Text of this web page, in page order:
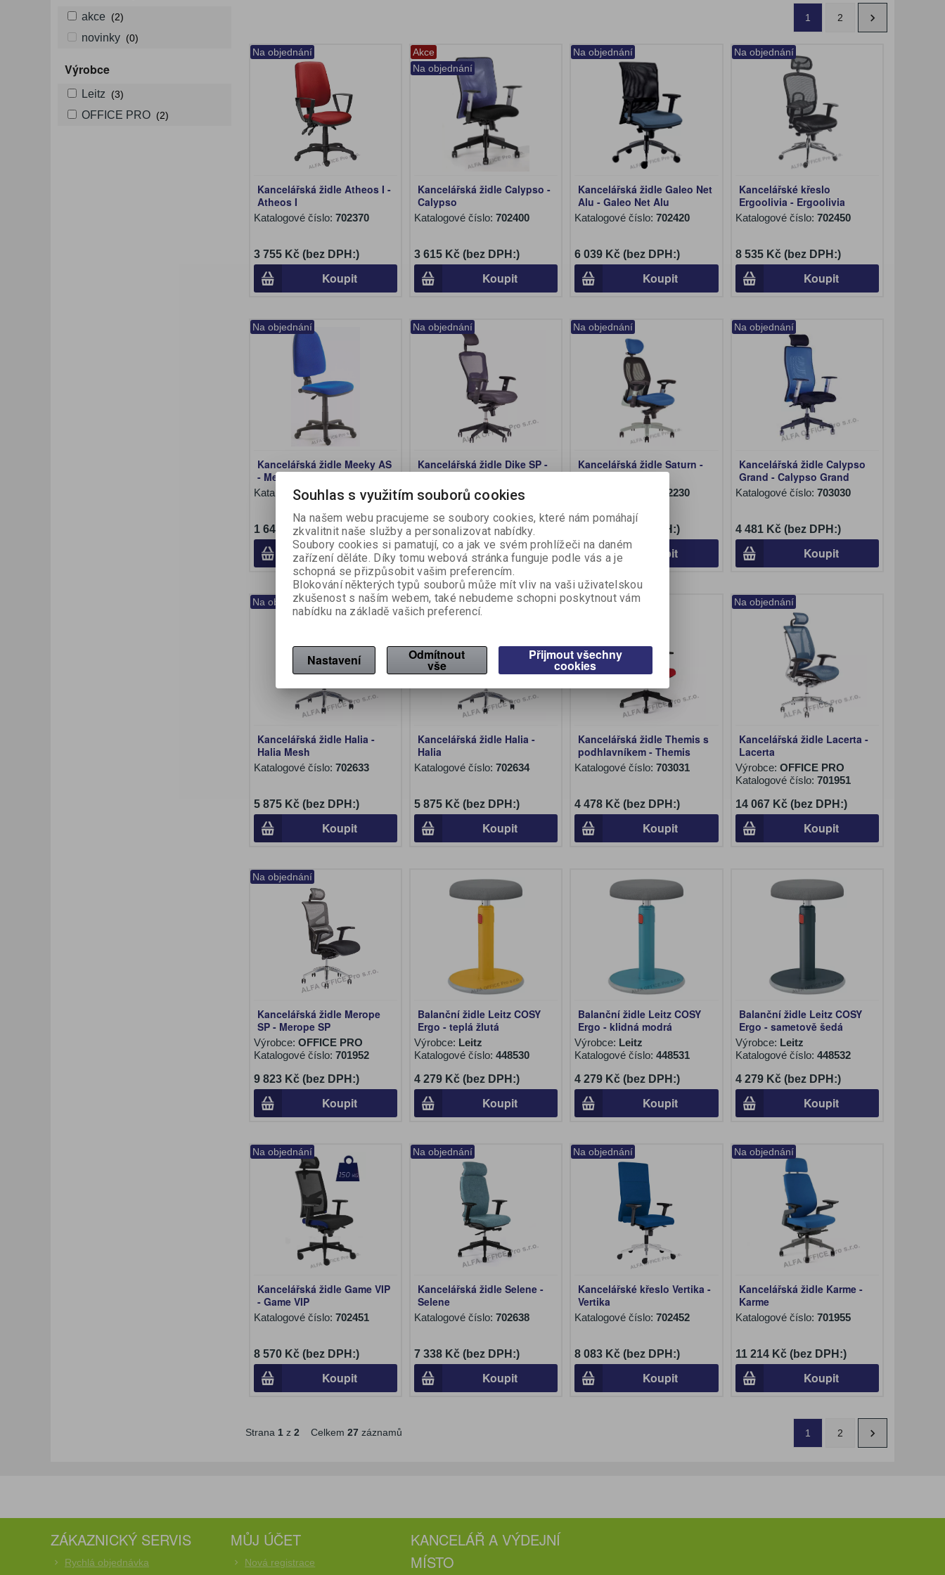
akce (2)
novinky (0)
Výrobce
Leitz (3)
OFFICE PRO (2)
1 2
Na objednání
Kancelářská židle Atheos I -
Atheos I
Katalogové číslo: 702370
3 755 Kč (bez DPH:)
Koupit
Akce
Na objednání
Kancelářská židle Calypso -
Calypso
Katalogové číslo: 702400
3 615 Kč (bez DPH:)
Koupit
Na objednání
Kancelářská židle Galeo Net
Alu - Galeo Net Alu
Katalogové číslo:702420
6 039 Kč (bez DPH:)
Koupit
Na objednání
Kancelářské křeslo
Ergoolivia - Ergoolivia
Katalogové číslo: 702450
8 535 Kč (bez DPH:)
Koupit
Na objednání
Kancelářská židle Meeky AS
- Meeky AS
Katalogové číslo:702710
1 646 Kč (bez DPH:)
Koupit
Na objednání
Kancelářská židle Dike SP -
Katalogové číslo:701950
4 977 Kč (bez DPH:)
Koupit
Na objednání
Kancelářská židle Saturn -
702230
7 278 Kč (bez DPH:)
Koupit
Na objednání
Kancelářská židle Calypso
Grand - Calypso Grand
Katalogové číslo: 703030
4 481 Kč (bez DPH:)
Koupit
Na objednání
Kancelářská židle Halia -
Halia Mesh
Katalogové číslo: 702633
5 875 Kč (bez DPH:)
Koupit
Na objednání
Kancelářská židle Halia -
Halia
Katalogové číslo: 702634
5 875 Kč (bez DPH:)
Koupit
Akce
Kancelářská židle Themis s
podhlavníkem - Themis
Katalogové číslo:703031
4 478 Kč (bez DPH:)
Koupit
Na objednání
Kancelářská židle Lacerta -
Lacerta
Výrobce: OFFICE PRO
Katalogové číslo: 701951
14 067 Kč (bez DPH:)
Koupit
Na objednání
Kancelářská židle Merope
SP - Merope SP
Výrobce: OFFICE PRO
Katalogové číslo: 701952
9 823 Kč (bez DPH:)
Koupit
Balanční židle Leitz COSY
Ergo - teplá žlutá
Výrobce: Leitz
Katalogové číslo: 448530
4 279 Kč (bez DPH:)
Koupit
Balanční židle Leitz COSY
Ergo - klidná modrá
Výrobce: Leitz
Katalogové číslo:448531
4 279 Kč (bez DPH:)
Koupit
Balanční židle Leitz COSY
Ergo - sametově šedá
Výrobce: Leitz
Katalogové číslo: 448532
4 279 Kč (bez DPH:)
Koupit
Na objednání
Kancelářská židle Game VIP
- Game VIP
Katalogové číslo: 702451
8 570 Kč (bez DPH:)
Koupit
Na objednání
Kancelářská židle Selene -
Selene
Katalogové číslo: 702638
7 338 Kč (bez DPH:)
Koupit
Na objednání
Kancelářské křeslo Vertika -
Vertika
Katalogové číslo:702452
8 083 Kč (bez DPH:)
Koupit
Na objednání
Kancelářská židle Karme -
Karme
Katalogové číslo: 701955
11 214 Kč (bez DPH:)
Koupit
Strana 1z 2 Celkem 27záznamů 1 2
ZÁKAZNICKÝ SERVIS
Rychlá objednávka
MŮJ ÚČET
Nová registrace
KANCELÁŘ A VÝDEJNÍ
MÍSTO
Souhlas s využitím souborů cookies
Na našem webu pracujeme se soubory cookies, které nám pomáhají
zkvalitnit naše služby a personalizovat nabídky.
Soubory cookies si pamatují, co a jak ve svém prohlížeči na daném
zařízení děláte. Díky tomu webová stránka funguje podle vás a je
schopná se přizpůsobit vašim preferencím.
Blokování některých typů souborů může mít vliv na vaši uživatelskou
zkušenost s naším webem, také nebudeme schopni poskytnout vám
nabídku na základě vašich preferencí.
Nastavení Odmítnout
vše
Přijmout všechny
cookies